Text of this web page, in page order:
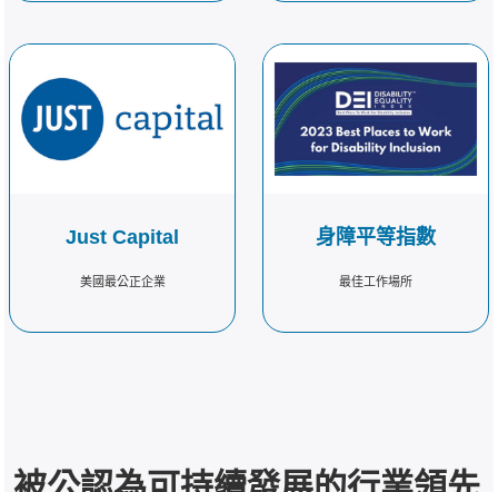
Just Capital
美國最公正企業
身障平等指數
最佳工作場所